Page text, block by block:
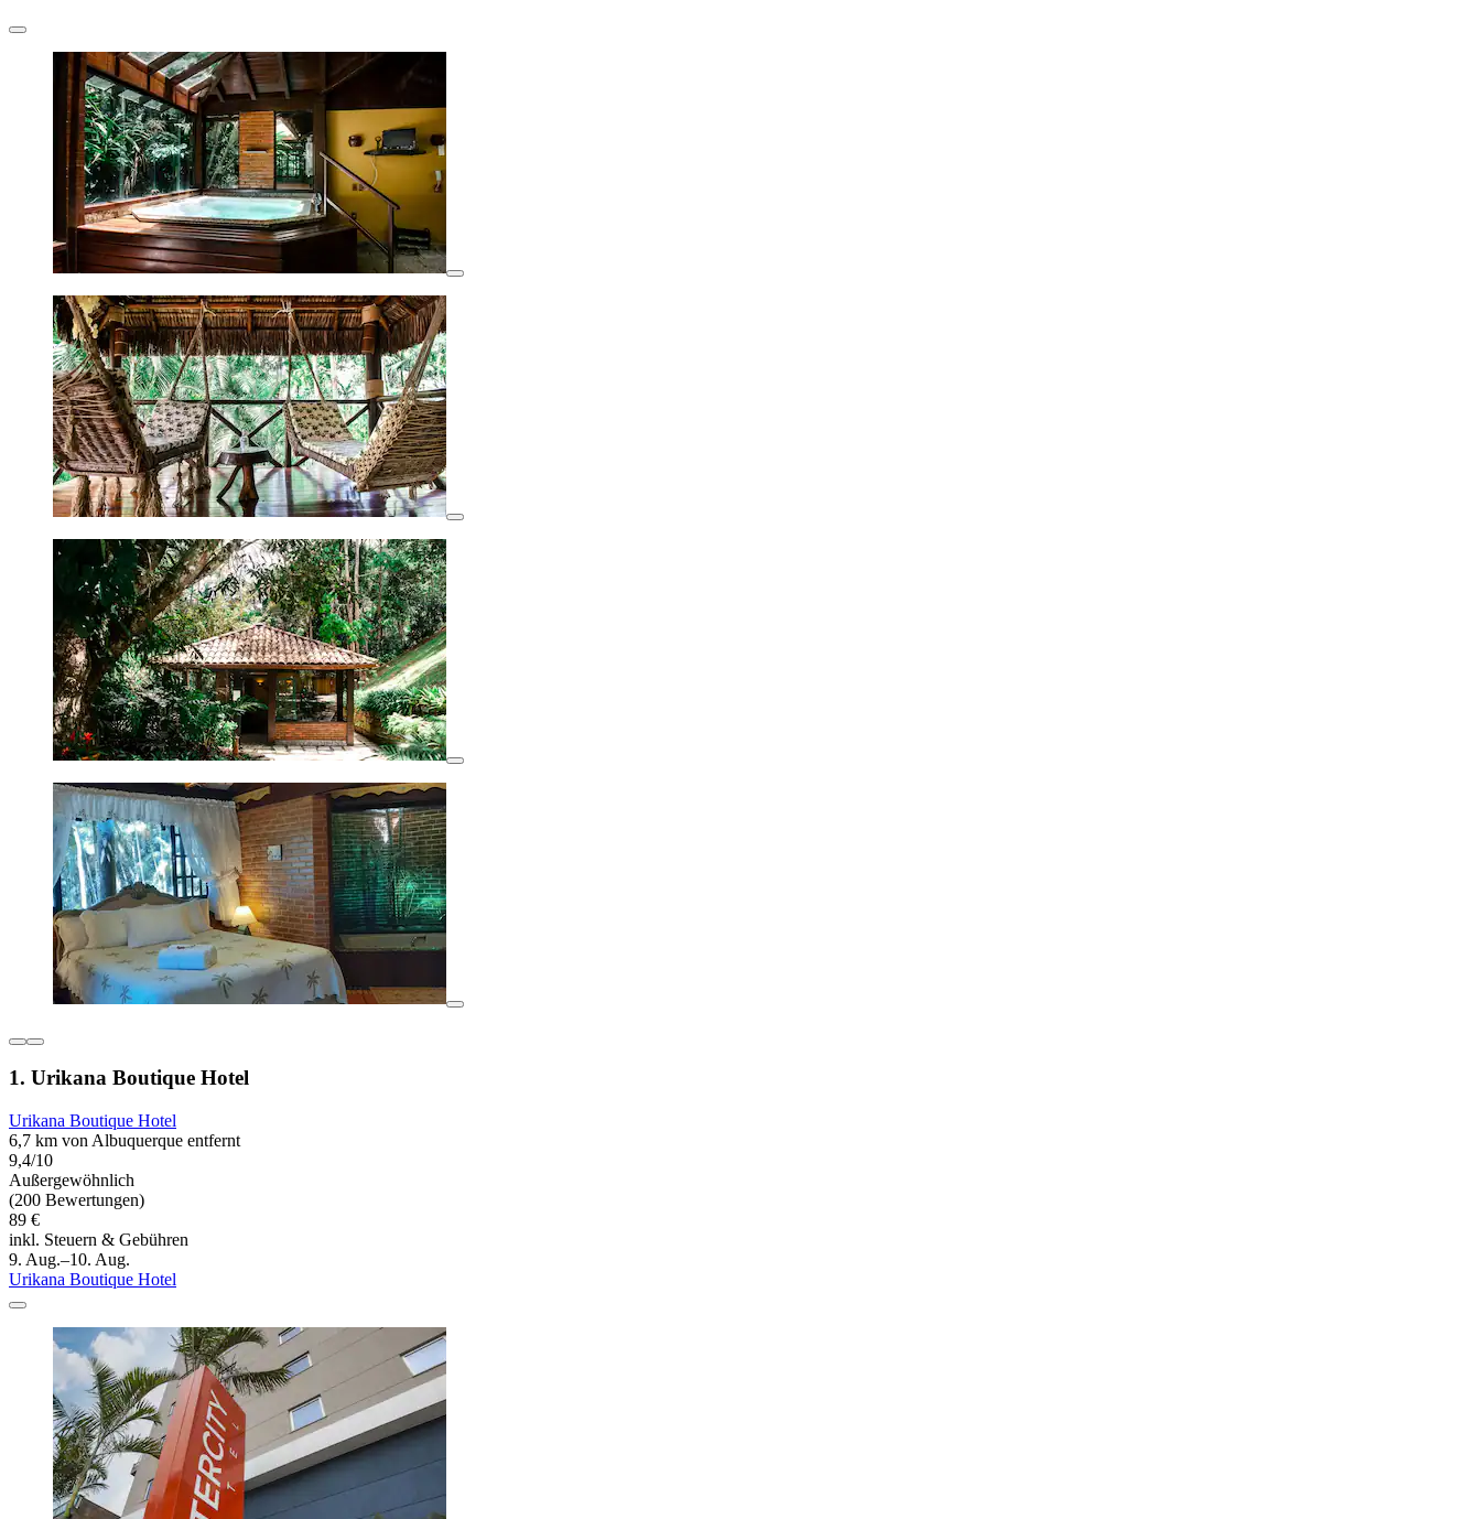
1. Urikana Boutique Hotel
Urikana Boutique Hotel
6,7 km von Albuquerque entfernt
9,4/10
Außergewöhnlich
(200 Bewertungen)
89 €
inkl. Steuern & Gebühren
9. Aug.–10. Aug.
Urikana Boutique Hotel